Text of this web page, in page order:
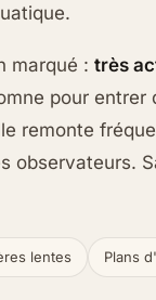
marqué : très
pour
remonte
observateurs.
lentes Plans